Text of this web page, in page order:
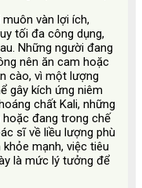
vàn lợi ích,
tối đa công dụng,
Những người đang
nên ăn cam hoặc
cào, vì một lượng
gây kích ứng niêm
chất Kali, những
đang trong chế
sĩ về liều lượng phù
mạnh, việc tiêu
là mức lý tưởng để